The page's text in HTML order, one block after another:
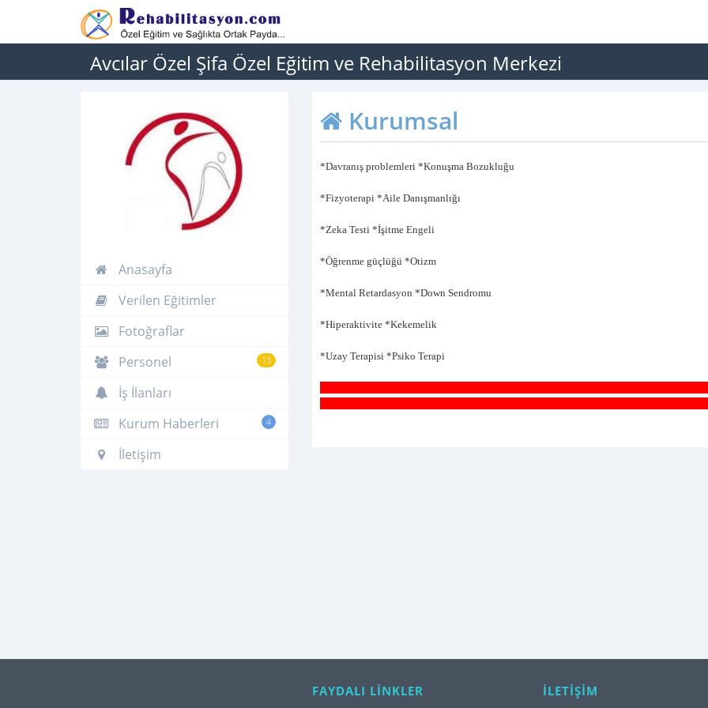
Avcılar Özel Şifa Özel Eğitim ve Rehabilitasyon Merkezi
Anasayfa
Verilen Eğitimler
Fotoğraflar
13
Personel
İş İlanları
4
Kurum Haberleri
İletişim
Kurumsal
*Davranış problemleri *Konuşma Bozukluğu
*Fizyoterapi *Aile Danışmanlığı
*Zeka Testi *İşitme Engeli
*Öğrenme güçlüğü *Otizm
*Mental Retardasyon *Down Sendromu
*Hiperaktivite *Kekemelik
*Uzay Terapisi *Psiko Terapi
FAYDALI LİNKLER İLETİŞİM